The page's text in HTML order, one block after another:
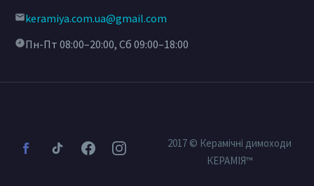
keramiya.com.ua@gmail.com
Пн-Пт 08:00–20:00, Сб 09:00–18:00
2017 © Керамічні димоходи
КЕРАМІЯ™